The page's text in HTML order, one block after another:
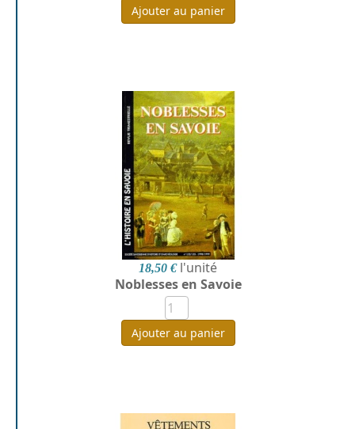
Ajouter au panier
18,50 € l'unité
Noblesses en Savoie
Ajouter au panier